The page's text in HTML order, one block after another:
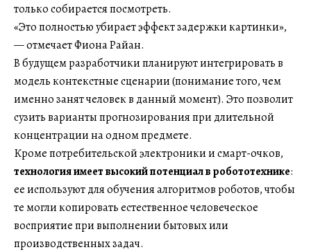
только собирается посмотреть.
«Это полностью убирает эффект задержки картинки»,
— отмечает Фиона Райан.
В будущем разработчики планируют интегрировать в
модель контекстные сценарии (понимание того, чем
именно занят человек в данный момент). Это позволит
сузить варианты прогнозирования при длительной
концентрации на одном предмете.
Кроме потребительской электроники и смарт-очков,
технология имеет высокий потенциал в робототехнике:
ее используют для обучения алгоритмов роботов, чтобы
те могли копировать естественное человеческое
восприятие при выполнении бытовых или
производственных задач.